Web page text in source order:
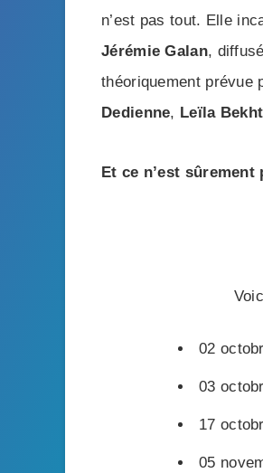
n’est pas tout. Elle
Jérémie Galan,
théoriquement prévue
Dedienne, Leïla
Et ce n’est sûrement
02
03
17
05